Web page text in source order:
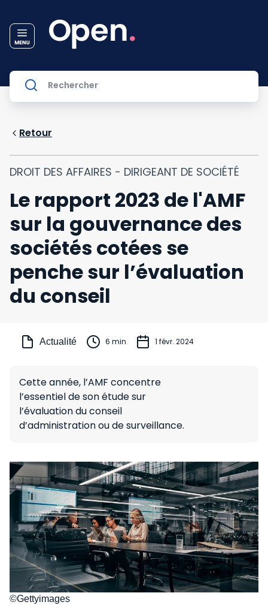
Retour
DROIT DES AFFAIRES - DIRIGEANT DE SOCIÉTÉ
Le rapport 2023 de l'AMF
sur la gouvernance des
sociétés cotées se
penche sur l’évaluation
du conseil
Actualité 6 min 1 févr. 2024
Cette année, l’AMF concentre
l’essentiel de son étude sur
l’évaluation du conseil
d’administration ou de surveillance.
©Gettyimages